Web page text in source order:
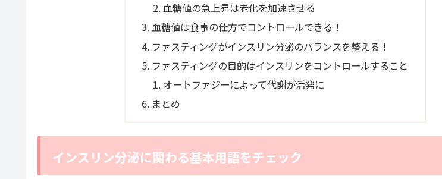
血糖値の急上昇は老化を加速させる
血糖値は食事の仕方でコントロールできる！
ファスティングがインスリン分泌のバランスを整える！
ファスティングの目的はインスリンをコントロールすること
オートファジーによって代謝が活発に
まとめ
インスリン分泌に関わる基本用語をチェック